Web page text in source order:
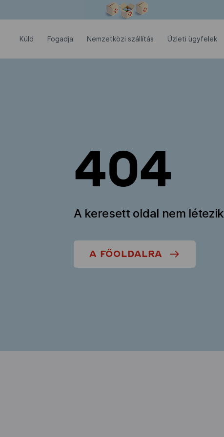
Küld Fogadja Nemzetközi szállítás Üzleti ügyfelek
404
A keresett oldal nem létezik
A FŐOLDALRA